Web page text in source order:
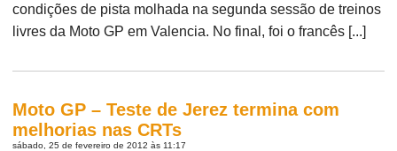
condições de pista molhada na segunda sessão de treinos
livres da Moto GP em Valencia. No final, foi o francês [...]
Moto GP – Teste de Jerez termina com
melhorias nas CRTs
sábado, 25 de fevereiro de 2012 às 11:17